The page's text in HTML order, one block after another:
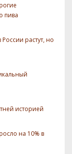
пива
растут, но
историей
на 10% в